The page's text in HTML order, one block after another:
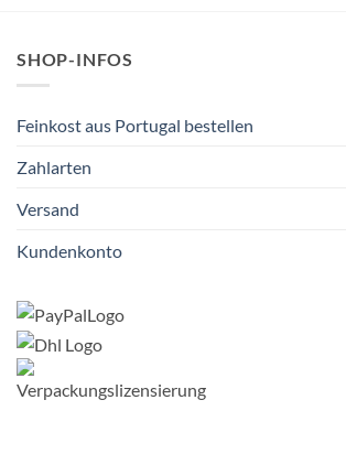
SHOP-INFOS
Feinkost aus Portugal bestellen
Zahlarten
Versand
Kundenkonto